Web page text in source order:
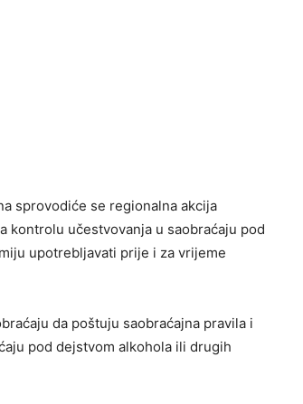
sprovodiće se regionalna akcija
kontrolu učestvovanja u saobraćaju pod
upotreblјavati prije i za vrijeme
da poštuju saobraćajna pravila i
pod dejstvom alkohola ili drugih